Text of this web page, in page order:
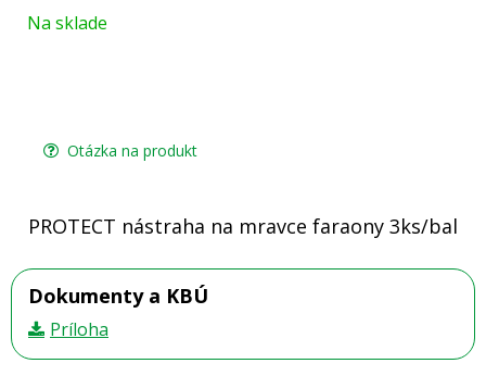
Na sklade
Otázka na produkt
PROTECT nástraha na mravce faraony 3ks/bal
Dokumenty a KBÚ
Príloha